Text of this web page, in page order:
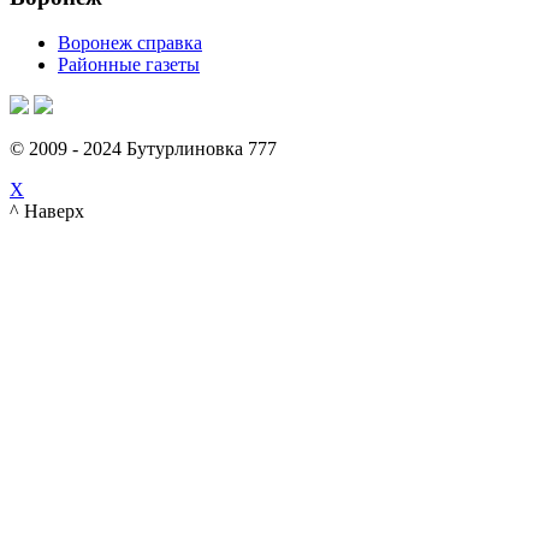
Воронеж справка
Районные газеты
© 2009 - 2024 Бутурлиновка 777
X
^ Наверх